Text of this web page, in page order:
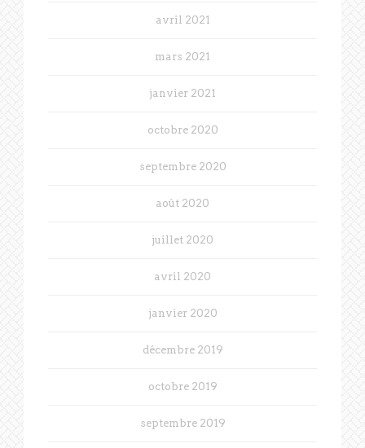
avril 2021
mars 2021
janvier 2021
octobre 2020
septembre 2020
août 2020
juillet 2020
avril 2020
janvier 2020
décembre 2019
octobre 2019
septembre 2019